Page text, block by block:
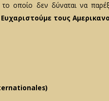
το οποίο δεν δύναται να
τους